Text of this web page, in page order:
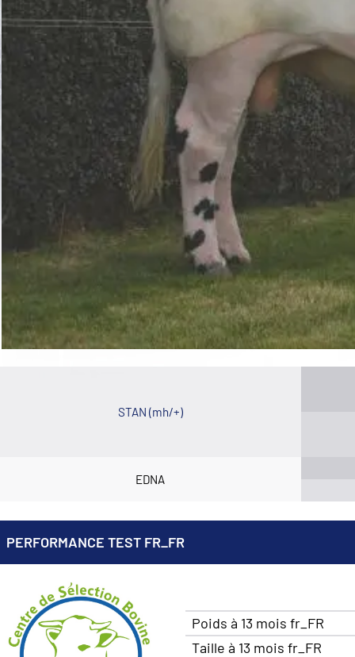
STAN (mh/+)
EDNA
PERFORMANCE TEST FR_FR
Poids à 13 mois fr_FR
Taille à 13 mois fr_FR